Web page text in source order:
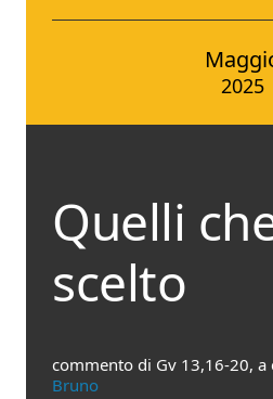
2025
Quelli
scelto
commento di Gv 13,16-20, a
Bruno